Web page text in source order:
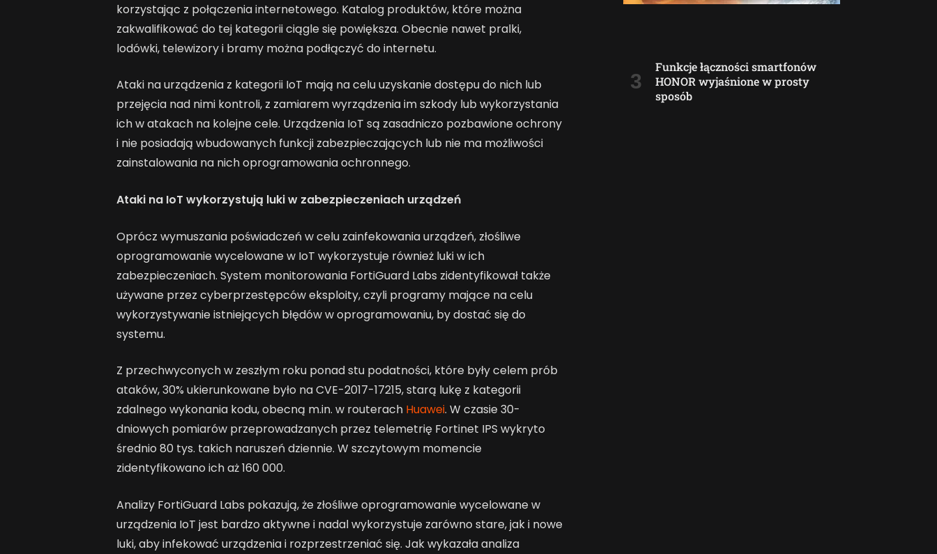
korzystając z połączenia internetowego. Katalog produktów, które można
zakwalifikować do tej kategorii ciągle się powiększa. Obecnie nawet pralki,
lodówki, telewizory i bramy można podłączyć do internetu.
Ataki na urządzenia z kategorii IoT mają na celu uzyskanie dostępu do nich lub
przejęcia nad nimi kontroli, z zamiarem wyrządzenia im szkody lub wykorzystania
ich w atakach na kolejne cele. Urządzenia IoT są zasadniczo pozbawione ochrony
i nie posiadają wbudowanych funkcji zabezpieczających lub nie ma możliwości
zainstalowania na nich oprogramowania ochronnego.
Ataki na IoT wykorzystują luki w zabezpieczeniach urządzeń
Oprócz wymuszania poświadczeń w celu zainfekowania urządzeń, złośliwe
oprogramowanie wycelowane w IoT wykorzystuje również luki w ich
zabezpieczeniach. System monitorowania FortiGuard Labs zidentyfikował także
używane przez cyberprzestępców eksploity, czyli programy mające na celu
wykorzystywanie istniejących błędów w oprogramowaniu, by dostać się do
systemu.
Z przechwyconych w zeszłym roku ponad stu podatności, które były celem prób
ataków, 30% ukierunkowane było na CVE-2017-17215, starą lukę z kategorii
zdalnego wykonania kodu, obecną m.in. w routerach Huawei. W czasie 30-
dniowych pomiarów przeprowadzanych przez telemetrię Fortinet IPS wykryto
średnio 80 tys. takich naruszeń dziennie. W szczytowym momencie
zidentyfikowano ich aż 160 000.
Analizy FortiGuard Labs pokazują, że złośliwe oprogramowanie wycelowane w
urządzenia IoT jest bardzo aktywne i nadal wykorzystuje zarówno stare, jak i nowe
luki, aby infekować urządzenia i rozprzestrzeniać się. Jak wykazała analiza
Funkcje łączności smartfonów
HONOR wyjaśnione w prosty
sposób